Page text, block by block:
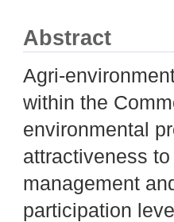
Abstract
Agri-
within the
environmental
attractiveness
management
participation